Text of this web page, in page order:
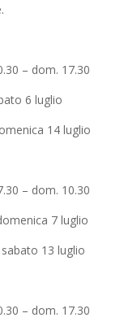
– dom. 17.30
6 luglio
14 luglio
– dom. 10.30
7 luglio
13 luglio
– dom. 17.30